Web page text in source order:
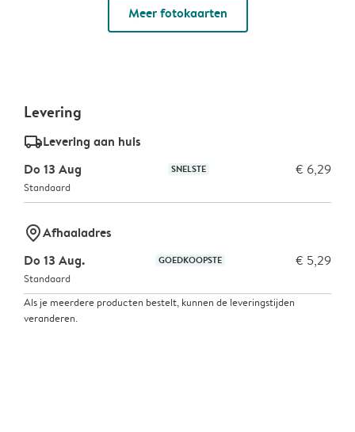
Meer fotokaarten
Levering
delivery_standard_v2Levering aan huis
Do 13 Aug
SNELSTE € 6,29
Standaard
marker-pinAfhaaladres
Do 13 Aug.
GOEDKOOPSTE € 5,29
Standaard
Als je meerdere producten bestelt, kunnen de leveringstijden
veranderen.